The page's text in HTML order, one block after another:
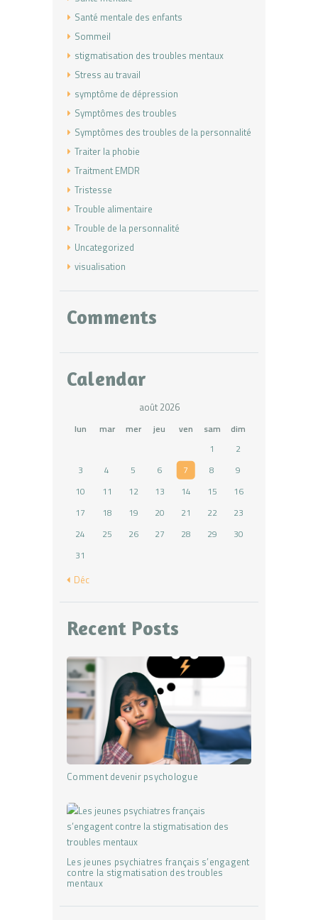
Santé mentale des enfants
Sommeil
stigmatisation des troubles mentaux
Stress au travail
symptôme de dépression
Symptômes des troubles
Symptômes des troubles de la personnalité
Traiter la phobie
Traitment EMDR
Tristesse
Trouble alimentaire
Trouble de la personnalité
Uncategorized
visualisation
Comments
Calendar
août 2026
lun mar mer jeu ven sam
dim
1
2
3
4 5 6 7 8
9
10
11 12 13 14 15
16
17
18 19 20 21 22
23
24
25 26 27 28 29
30
31
« Déc
Recent Posts
Comment devenir psychologue
Les jeunes psychiatres français s’engagent
contre la stigmatisation des troubles
mentaux